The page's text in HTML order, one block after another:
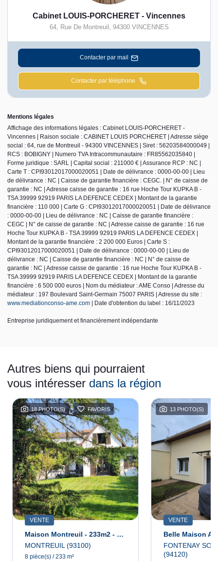
Cabinet LOUIS-PORCHERET - Vincennes
64, Rue De Montreuil , 94300 VINCENNES
Contacter par mail
Contacter par téléphone
Mentions légales
Affichage des informations légales : Cabinet LOUIS-PORCHERET -
Vincennes | Raison sociale : CABINET LOUIS PORCHERET | Adresse siège
social : 64, rue de Montreuil - 94300 VINCENNES | Siret : 56203584000049 |
RCS : BOBIGNY | Numero TVA Intracommunautaire : FR85562035840 |
Forme juridique : SARL | Capital social : 211000 € | Assurance RCP : NC |
Carte T : CPI93012017000020051 | Date de délivrance : 0000-00-00 | Lieu
de délivrance : NC | Caisse de garantie financière : CEGC. | N° de caisse de
garantie : NC | Adresse caisse de garantie : 16 rue Hoche Tour KUPKA B -
TSA 39999 92919 PARIS LA DEFENCE CEDEX | Montant de la garantie
financière : 110 000 | Carte G : CPI93012017000020051 | Date de délivrance
: 0000-00-00 | Lieu de délivrance : NC | Caisse de garantie financière :
CEGC | N° de caisse de garantie : NC | Adresse caisse de garantie : 16 rue
Hoche Tour KUPKA B - TSA 39999 92919 PARIS LA DEFENCE CEDEX |
Montant de la garantie financière : 2 200 000 Euros | Carte S :
CPI93012017000020051 | Date de délivrance : 0000-00-00 | Lieu de
délivrance : NC | Caisse de garantie financière : NC | N° de caisse de
garantie : NC | Adresse caisse de garantie : 16 rue Hoche Tour KUPKA B -
TSA 39999 92919 PARIS LA DEFENCE CEDEX | Montant de la garantie
financière : 6 500 000 euros | Nom du médiateur : AME Conso | Adresse du
médiateur : 197 Boulevard Saint-Germain 75007 PARIS | Adresse du site :
www.mediationconso-ame.com | Date d'obtention du label : 16/11/2023
Entreprise juridiquement et financièrement indépendante
Autres biens qui pourraient
vous intéresser dans la région
18 PHOTO(S) FAVORIS
VENTE
Maison Montreuil - 233m2 - 1280 M2 Terrain
MONTREUIL (93100)
8 pièce(s) / 233 m²
13 PHOTO(S)
VENTE
FONTENAY
(94120)